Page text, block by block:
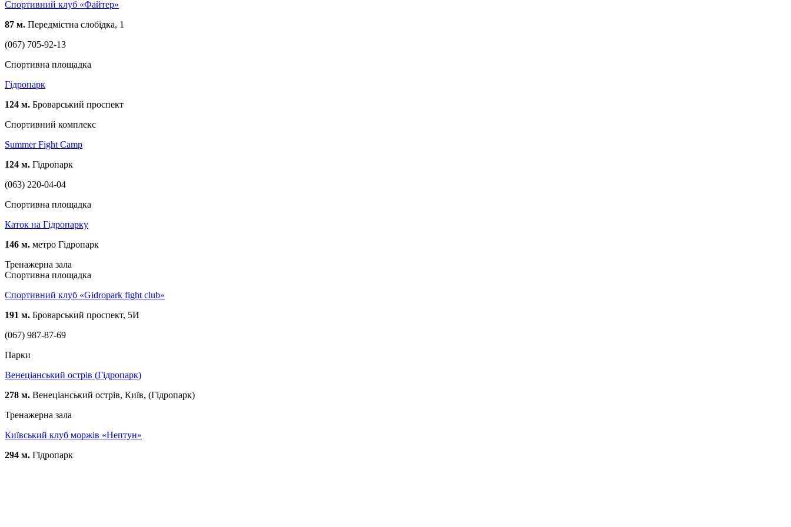
Спортивний клуб «Файтер»
87 м. Передмістна слобідка, 1
(067) 705-92-13
Спортивна площадка
Гідропарк
124 м. Броварський проспект
Спортивний комплекс
Summer Fight Camp
124 м. Гідропарк
(063) 220-04-04
Спортивна площадка
Каток на Гідропарку
146 м. метро Гідропарк
Тренажерна зала
Спортивна площадка
Спортивний клуб «Gidropark fight club»
191 м. Броварський проспект, 5И
(067) 987-87-69
Парки
Венеціанський острів (Гідропарк)
278 м. Венеціанський острів, Київ, (Гідропарк)
Тренажерна зала
Київський клуб моржів «Нептун»
294 м. Гідропарк